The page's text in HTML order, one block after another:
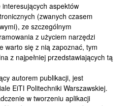
aspektów
(zwanych czasem
ze szczególnym
z użyciem narzędzi
warto się z nią zapoznać, tym
z najpełniej przedstawiających tą
autorem publikacji, jest
EiTI Politechniki Warszawskiej.
w tworzeniu aplikacji